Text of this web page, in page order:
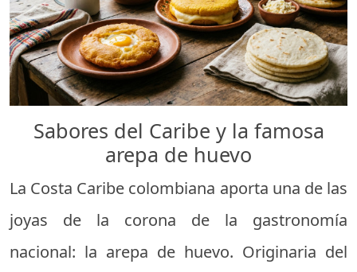
Sabores del Caribe y la famosa
arepa de huevo
La Costa Caribe colombiana aporta una de las
joyas de la corona de la gastronomía
nacional: la arepa de huevo. Originaria del